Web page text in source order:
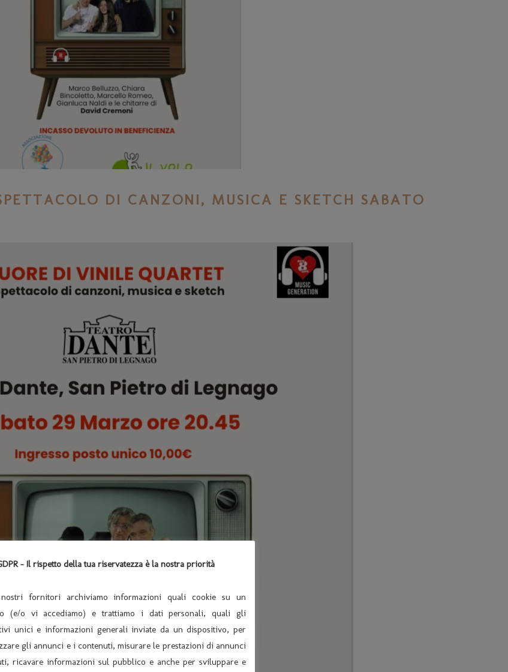
DI CANZONI, MUSICA E SKETCH SABATO
- Il rispetto della tua riservatezza è la nostra priorità
fornitori archiviamo informazioni quali cookie su un
(e/o vi accediamo) e trattiamo i dati personali, quali gli
unici e informazioni generali inviate da un dispositivo, per
gli annunci e i contenuti, misurare le prestazioni di annunci
ricavare informazioni sul pubblico e anche per sviluppare e